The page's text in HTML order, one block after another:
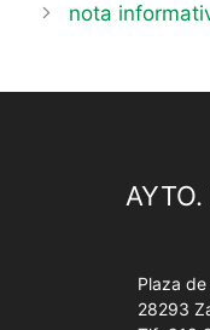
nota
Plaza
28293